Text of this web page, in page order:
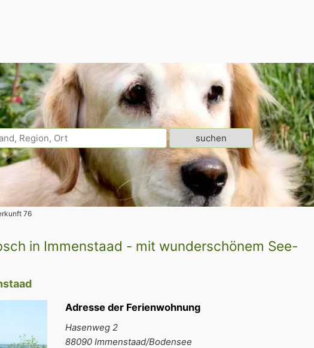
76
in Immenstaad - mit wunderschönem See-
Adresse der Ferienwohnung
Hasenweg 2
88090 Immenstaad/Bodensee